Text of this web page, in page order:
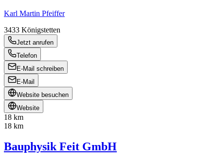
Karl Martin Pfeiffer
3433 Königstetten
Jetzt anrufen
Telefon
E-Mail schreiben
E-Mail
Website besuchen
Website
18 km
18 km
Bauphysik Feit GmbH